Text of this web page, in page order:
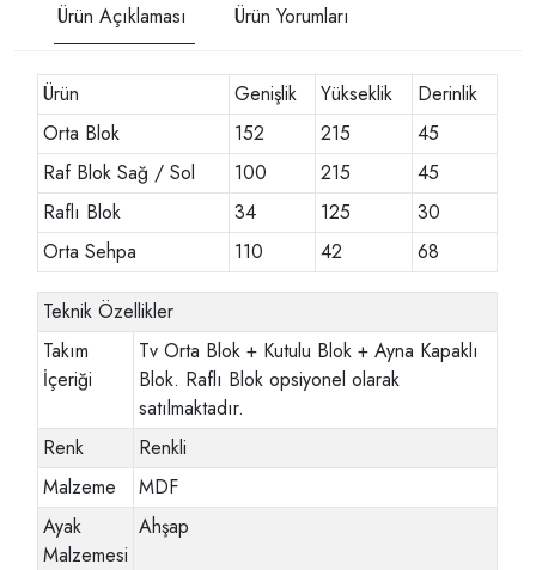
Ürün Açıklaması Ürün Yorumları
Ürün Genişlik Yükseklik
Derinlik
Orta Blok
152 215
45
Raf Blok Sağ / Sol
100 215
45
Raflı Blok
34 125
30
Orta Sehpa
110 42 68
Teknik Özellikler
Takım
İçeriği
Tv Orta Blok + Kutulu Blok + Ayna Kapaklı
Blok. Raflı Blok opsiyonel olarak
satılmaktadır.
Renk
Renkli
Malzeme
MDF
Ayak
Malzemesi
Ahşap